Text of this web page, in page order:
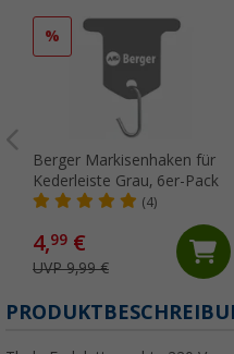
%
Berger Markisenhaken für
Kederleiste Grau, 6er-Pack
(4)
4,99 €
UVP 9,99 €